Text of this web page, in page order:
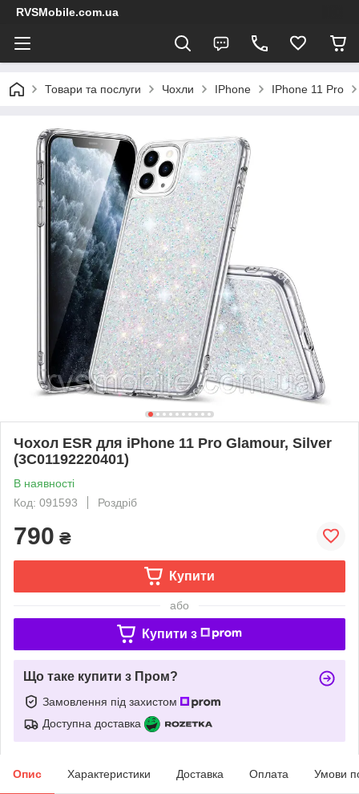
RVSMobile.com.ua
Товари та послуги Чохли IPhone IPhone 11 Pro
Чохол ESR для iPhone 11 Pro Glamour, Silver
(3C01192220401)
В наявності
Код: 091593
Роздріб
790 ₴
Купити
або
Купити з
Що таке купити з Пром?
Замовлення під захистом
Доступна доставка
Опис Характеристики Доставка Оплата Умови